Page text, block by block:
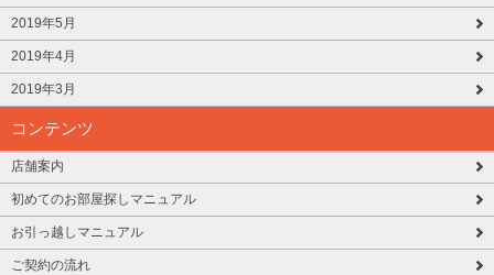
2019年5月
2019年4月
2019年3月
コンテンツ
店舗案内
初めてのお部屋探しマニュアル
お引っ越しマニュアル
ご契約の流れ